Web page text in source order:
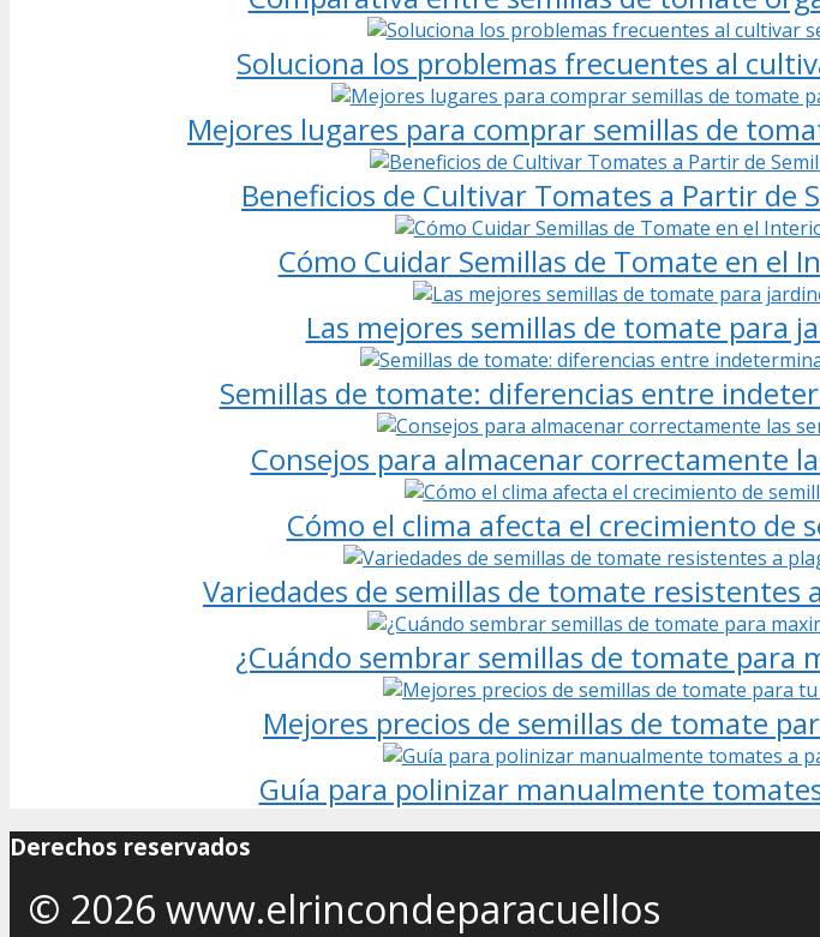
Soluciona los problemas frecuentes al
Mejores lugares para comprar semillas de
Beneficios de Cultivar Tomates a Partir de
Cómo Cuidar Semillas de Tomate en el
Las mejores semillas de tomate para
Semillas de tomate: diferencias entre
Consejos para almacenar correctamente
Cómo el clima afecta el crecimiento de
Variedades de semillas de tomate resistentes
¿Cuándo sembrar semillas de tomate para
Mejores precios de semillas de tomate
Guía para polinizar manualmente
Derechos reservados
© 2026 www.elrincondeparacuellos